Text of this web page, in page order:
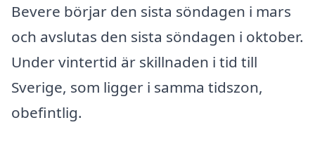
Bevere börjar den sista söndagen i mars
och avslutas den sista söndagen i oktober.
Under vintertid är skillnaden i tid till
Sverige, som ligger i samma tidszon,
obefintlig.